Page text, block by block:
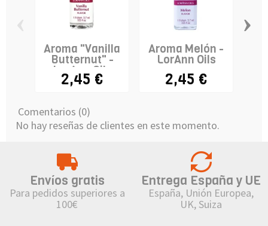
Aroma "Vanilla
Butternut" -
LorAnn Oils
2,45 €
Aroma Melón -
LorAnn Oils
2,45 €
›
Comentarios (0)
No hay reseñas de clientes en este momento.
Envíos gratis
Para pedidos superiores a
100€
Entrega España y UE
España, Unión Europea,
UK, Suiza